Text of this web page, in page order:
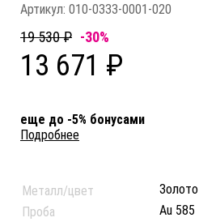
Артикул: 010-0333-0001-020
19 530 ₽ -30%
13 671 ₽
еще до -5% бонусами
Подробнее
Металл/цвет
Золото
Проба
Au 585